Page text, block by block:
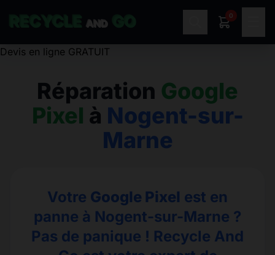
AND
0
Réparation Google
Pixel à Nogent-sur-
Marne
Votre Google Pixel est en
panne à Nogent-sur-Marne ?
Pas de panique ! Recycle And